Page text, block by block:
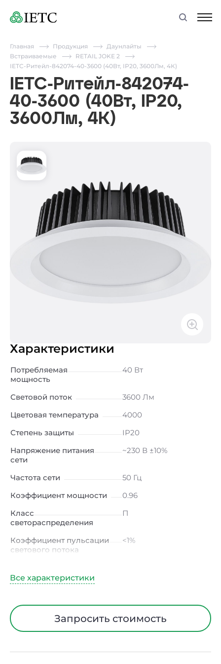
Главная Продукция
Даунлайты
Встраиваемые
RETAIL JOKE 2
IETC-Ритейл-842074-40-3600 (40Вт, IP20, 3600Лм, 4К)
IETC-Ритейл-842074-
40-3600 (40Вт, IP20,
3600Лм, 4К)
Характеристики
Потребляемая
мощность
40 Вт
Световой поток
3600 Лм
Цветовая температура
4000
Степень защиты
IP20
Напряжение питания
сети
~230 В ±10%
Частота сети
50 Гц
Коэффициент мощности
0.96
Класс
светораспределения
П
Коэффициент пульсации
светового потока
<1%
Тип кривой силы света
/ Г (глубокая)
Угол рассеивания
15° / 23° / 30° / 45° / 60°
Запросить стоимость